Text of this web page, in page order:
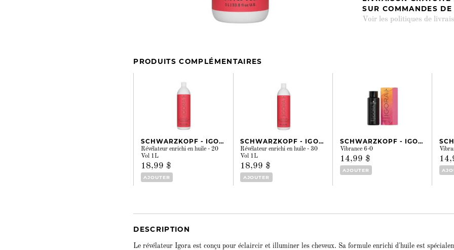
SUR COMMANDES
Voir les politiques de
PRODUITS COMPLÉMENTAIRES
SCHWARZKOPF - IGORA
Révélateur enrichi en huile - 20
Vol 1L
18,99 $
AJOUTER
SCHWARZKOPF - IGORA
Révélateur enrichi en huile - 30
Vol 1L
18,99 $
AJOUTER
SCHWARZKOPF - IGORA
Vibrance 6-0
14,99 $
AJOUTER
DESCRIPTION
Le révélateur Igora est conçu pour éclaircir et illuminer les cheveux. Sa formule enrichi d'huile est